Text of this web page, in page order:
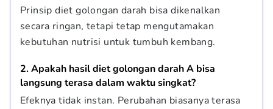
Prinsip diet golongan darah bisa dikenalkan
secara ringan, tetapi tetap mengutamakan
kebutuhan nutrisi untuk tumbuh kembang.
2. Apakah hasil diet golongan darah A bisa
langsung terasa dalam waktu singkat?
Efeknya tidak instan. Perubahan biasanya terasa